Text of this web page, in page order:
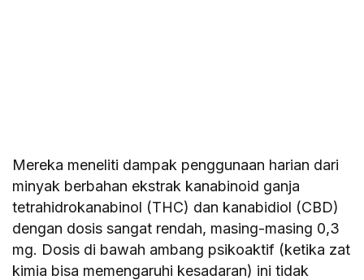
Mereka meneliti dampak penggunaan harian dari
minyak berbahan ekstrak kanabinoid ganja
tetrahidrokanabinol (THC) dan kanabidiol (CBD)
dengan dosis sangat rendah, masing-masing 0,3
mg. Dosis di bawah ambang psikoaktif (ketika zat
kimia bisa memengaruhi kesadaran) ini tidak